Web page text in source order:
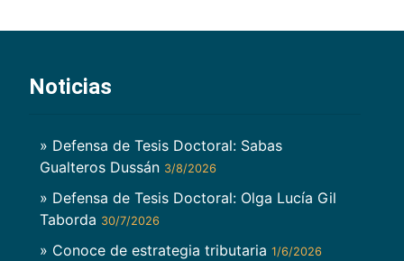
Noticias
» Defensa de Tesis Doctoral: Sabas
Gualteros Dussán 3/8/2026
» Defensa de Tesis Doctoral: Olga Lucía Gil
Taborda 30/7/2026
» Conoce de estrategia tributaria 1/6/2026